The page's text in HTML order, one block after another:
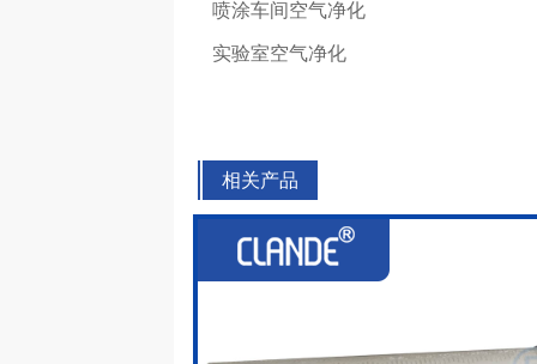
喷涂车间空气净化
实验室空气净化
相关产品